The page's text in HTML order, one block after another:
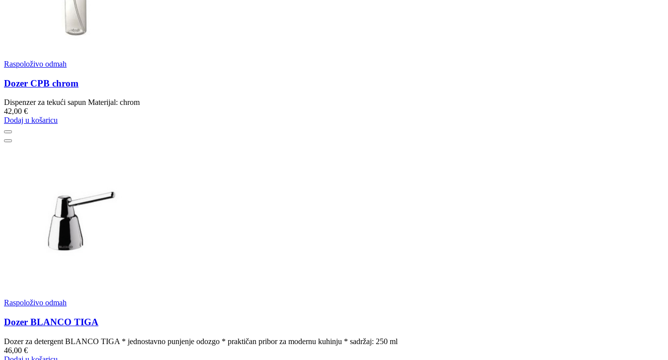
Raspoloživo odmah
Dozer CPB chrom
Dispenzer za tekući sapun Materijal: chrom
42,00 €
Dodaj u košaricu
Raspoloživo odmah
Dozer BLANCO TIGA
Dozer za detergent BLANCO TIGA * jednostavno punjenje odozgo * praktičan pribor za modernu kuhinju * sadržaj: 250 ml
46,00 €